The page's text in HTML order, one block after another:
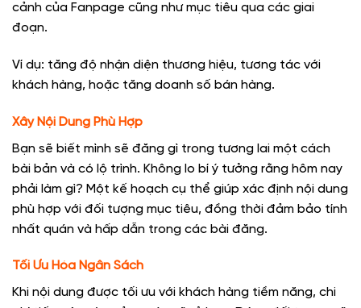
cảnh của Fanpage cũng như mục tiêu qua các giai
đoạn.
Ví dụ: tăng độ nhận diện thương hiệu, tương tác với
khách hàng, hoặc tăng doanh số bán hàng.
Xây Nội Dung Phù Hợp
Bạn sẽ biết mình sẽ đăng gì trong tương lai một cách
bài bản và có lộ trình. Không lo bí ý tưởng rằng hôm nay
phải làm gì? Một kế hoạch cụ thể giúp xác định nội dung
phù hợp với đối tượng mục tiêu, đồng thời đảm bảo tính
nhất quán và hấp dẫn trong các bài đăng.
Tối Ưu Hóa Ngân Sách
Khi nội dung được tối ưu với khách hàng tiềm năng, chi